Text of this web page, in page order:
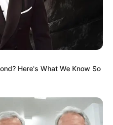
Here's What We Know So